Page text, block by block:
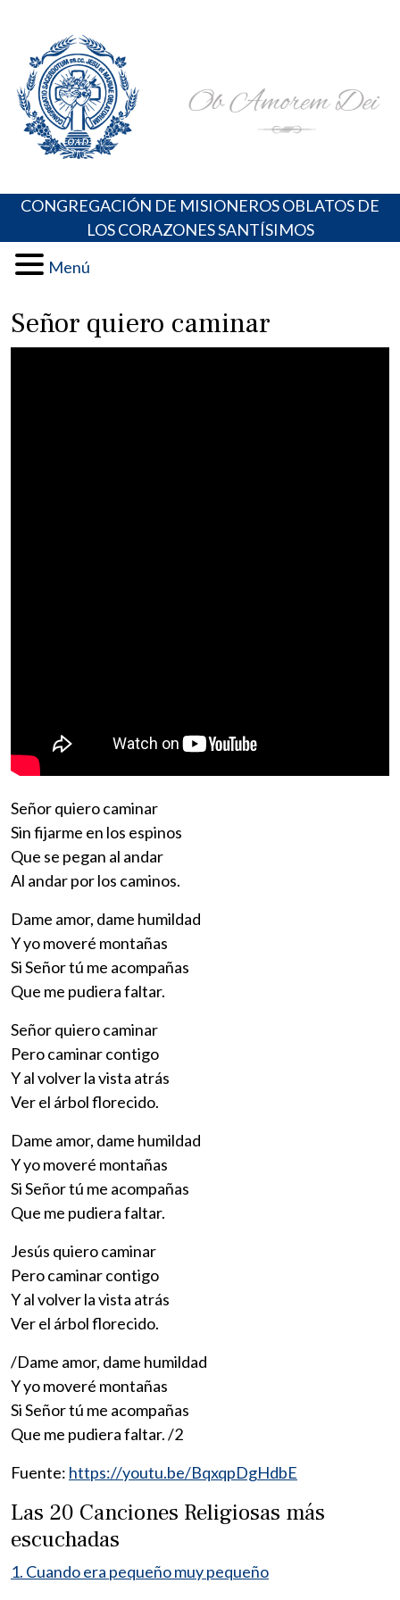
content
Portal de los Padres Oblatos. Advocaciones Marianas,
Oraciones, Música religiosa y más
CONGREGACIÓN DE MISIONEROS OBLATOS DE
LOS CORAZONES SANTÍSIMOS
Menú
Señor quiero caminar
Señor quiero caminar
Sin fijarme en los espinos
Que se pegan al andar
Al andar por los caminos.
Dame amor, dame humildad
Y yo moveré montañas
Si Señor tú me acompañas
Que me pudiera faltar.
Señor quiero caminar
Pero caminar contigo
Y al volver la vista atrás
Ver el árbol florecido.
Dame amor, dame humildad
Y yo moveré montañas
Si Señor tú me acompañas
Que me pudiera faltar.
Jesús quiero caminar
Pero caminar contigo
Y al volver la vista atrás
Ver el árbol florecido.
/Dame amor, dame humildad
Y yo moveré montañas
Si Señor tú me acompañas
Que me pudiera faltar. /2
Fuente: https://youtu.be/BqxqpDgHdbE
Las 20 Canciones Religiosas más
escuchadas
1. Cuando era pequeño muy pequeño